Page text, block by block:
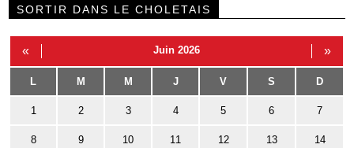
SORTIR DANS LE CHOLETAIS
« Juin 2026 »
L M M J V S D
1 2 3 4 5 6 7
8 9 10 11 12 13 14